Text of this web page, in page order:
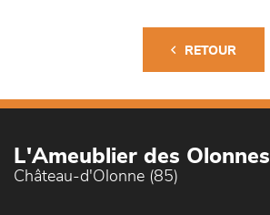
RETOUR
L'Ameublier des Olonnes
Château-d'Olonne (85)